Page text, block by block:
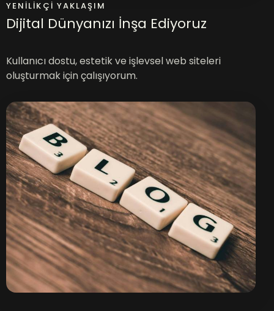
YENILIKÇI YAKLAŞIM
Dijital Dünyanızı İnşa Ediyoruz
Kullanıcı dostu, estetik ve işlevsel web siteleri
oluşturmak için çalışıyorum.